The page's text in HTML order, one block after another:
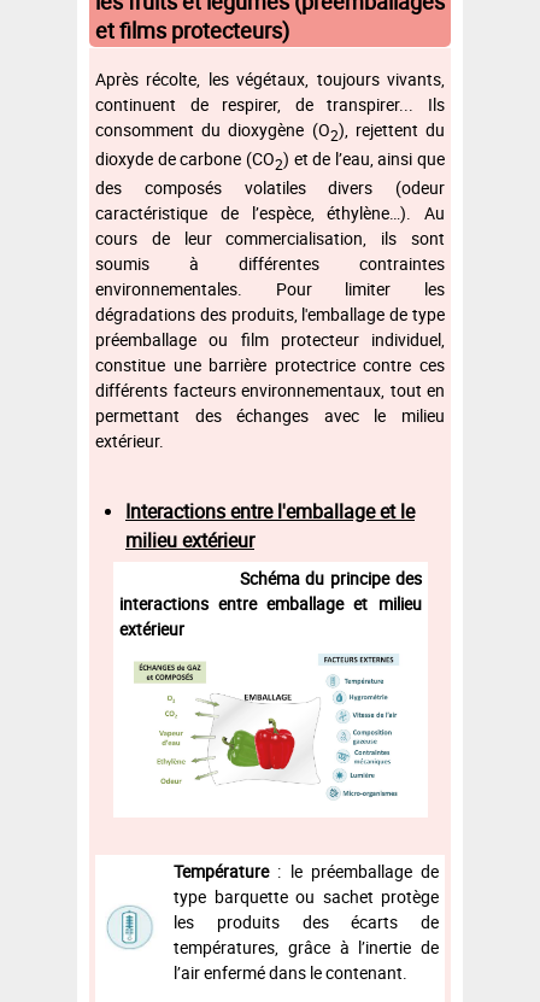
et films protecteurs)
Après récolte, les végétaux, toujours vivants,
continuent de respirer, de transpirer... Ils
consomment du dioxygène (O2), rejettent du
dioxyde de carbone (CO2) et de l’eau, ainsi que
des composés volatiles divers (odeur
caractéristique de l’espèce, éthylène…). Au
cours de leur commercialisation, ils sont
soumis à différentes contraintes
environnementales. Pour limiter les
dégradations des produits, l'emballage de type
préemballage ou film protecteur individuel,
constitue une barrière protectrice contre ces
différents facteurs environnementaux, tout en
permettant des échanges avec le milieu
extérieur.
Interactions entre l'emballage et le
milieu extérieur
Schéma du principe des
interactions entre emballage et milieu
extérieur
Température: le préemballage de
type barquette ou sachet protège
les produits des écarts de
températures, grâce à l’inertie de
l’air enfermé dans le contenant.